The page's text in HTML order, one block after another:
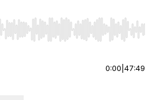
Right to seek, Home/End to jump to
0:00 47:49